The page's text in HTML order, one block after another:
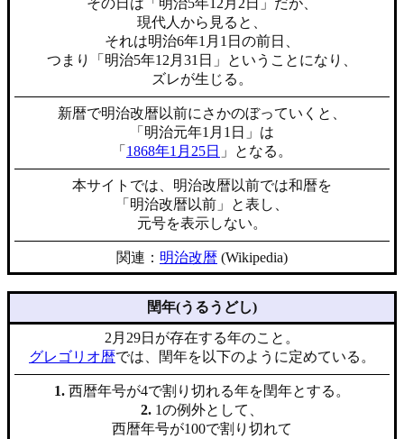
その日は「明治5年12月2日」だが、
現代人から見ると、
それは明治6年1月1日の前日、
つまり「明治5年12月31日」ということになり、
ズレが生じる。
新暦で明治改暦以前にさかのぼっていくと、
「明治元年1月1日」は
「 1868年1月25日 」となる。
本サイトでは、明治改暦以前では和暦を
「明治改暦以前」と表し、
元号を表示しない。
関連： 明治改暦 (Wikipedia)
閏年(うるうどし)
2月29日が存在する年のこと。
グレゴリオ暦では、閏年を以下のように定めている。
1. 西暦年号が4で割り切れる年を閏年とする。
2. 1の例外として、
西暦年号が100で割り切れて